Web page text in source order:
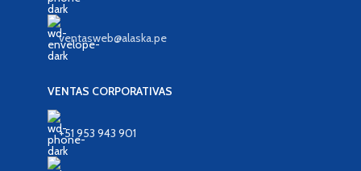
ventasweb@alaska.pe
VENTAS CORPORATIVAS
+51 953 943 901